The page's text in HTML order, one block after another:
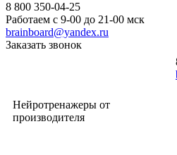
8 800 350-04-25
Работаем с 9-00 до 21-00 мск
brainboard@yandex.ru
Заказать звонок
Нейротренажеры от
производителя